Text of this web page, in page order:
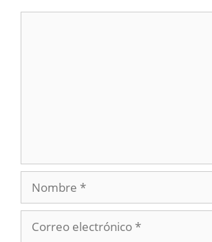
electrónico